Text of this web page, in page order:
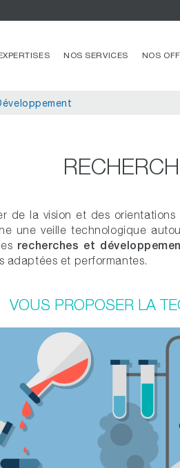
NOS SERVICES NOS
de la vision et des
une veille technologique
recherches et
adaptées et performantes.
VOUS PROPOSER LA